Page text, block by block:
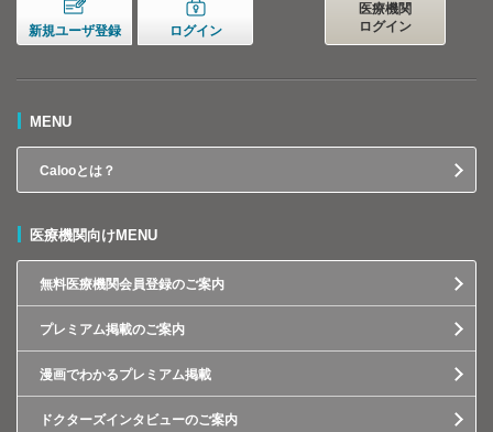
新規ユーザ登録 ログイン
医療機関
ログイン
MENU
Calooとは？
医療機関向けMENU
無料医療機関会員登録のご案内
プレミアム掲載のご案内
漫画でわかるプレミアム掲載
ドクターズインタビューのご案内